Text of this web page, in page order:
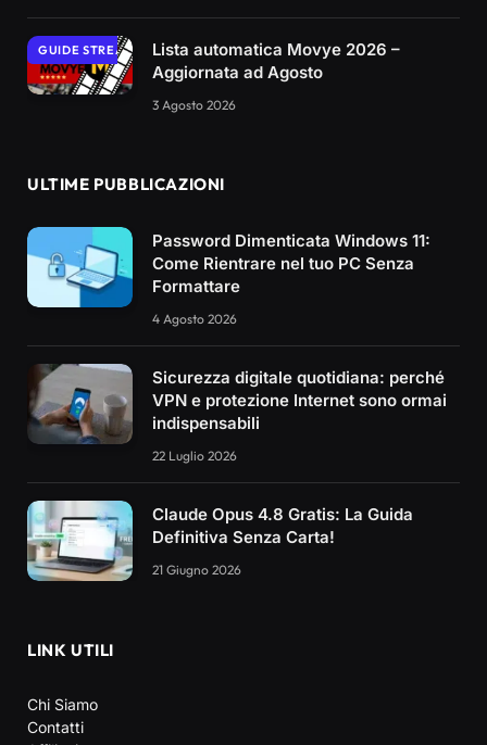
GUIDE STREAMINGLista automatica Movye 2026 –
Aggiornata ad Agosto
3 Agosto 2026
ULTIME PUBBLICAZIONI
Password Dimenticata Windows 11:
Come Rientrare nel tuo PC Senza
Formattare
4 Agosto 2026
Sicurezza digitale quotidiana: perché
VPN e protezione Internet sono ormai
indispensabili
22 Luglio 2026
Claude Opus 4.8 Gratis: La Guida
Definitiva Senza Carta!
21 Giugno 2026
LINK UTILI
Chi Siamo
Contatti